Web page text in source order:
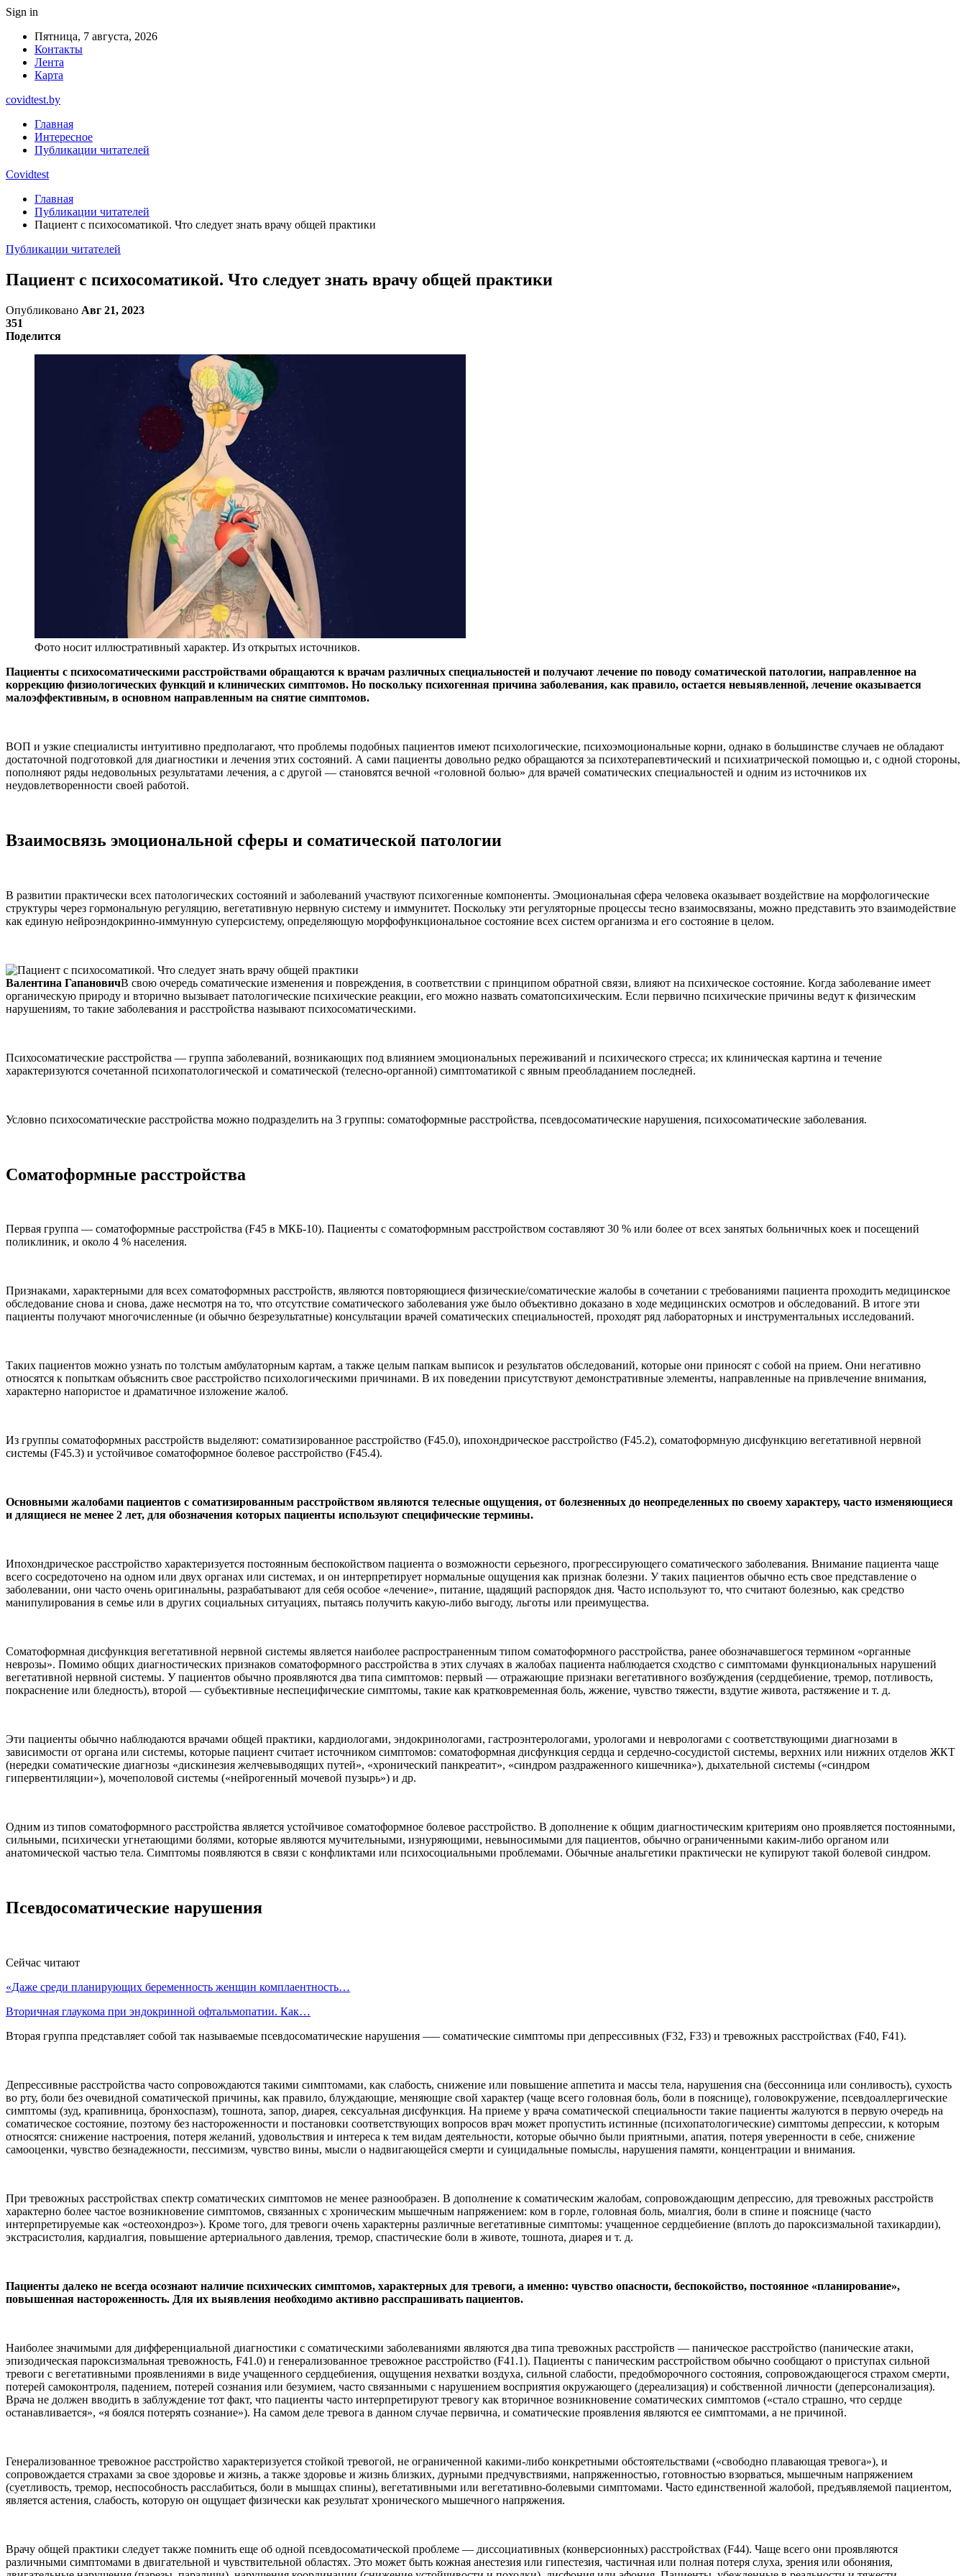
Sign in
Пятница, 7 августа, 2026
Контакты
Лента
Карта
covidtest.by
Главная
Интересное
Публикации читателей
Covidtest
Главная
Публикации читателей
Пациент с психосоматикой. Что следует знать врачу общей практики
Публикации читателей
Пациент с психосоматикой. Что следует знать врачу общей практики
Опубликовано Авг 21, 2023
351
Поделится
Фото носит иллюстративный характер. Из открытых источников.
Пациенты с психосоматическими расстройствами обращаются к врачам различных специальностей и получают лечение по поводу соматической патологии, направленное на
коррекцию физиологических функций и клинических симптомов. Но поскольку психогенная причина заболевания, как правило, остается невыявленной, лечение оказывается
малоэффективным, в основном направленным на снятие симптомов.
ВОП и узкие специалисты интуитивно предполагают, что проблемы подобных пациентов имеют психологические, психоэмоциональные корни, однако в большинстве случаев не обладают
достаточной подготовкой для диагностики и лечения этих состояний. А сами пациенты довольно редко обращаются за психотерапевтический и психиатрической помощью и, с одной стороны,
пополняют ряды недовольных результатами лечения, а с другой — становятся вечной «головной болью» для врачей соматических специальностей и одним из источников их
неудовлетворенности своей работой.
Взаимосвязь эмоциональной сферы и соматической патологии
В развитии практически всех патологических состояний и заболеваний участвуют психогенные компоненты. Эмоциональная сфера человека оказывает воздействие на морфологические
структуры через гормональную регуляцию, вегетативную нервную систему и иммунитет. Поскольку эти регуляторные процессы тесно взаимосвязаны, можно представить это взаимодействие
как единую нейроэндокринно-иммунную суперсистему, определяющую морфофункциональное состояние всех систем организма и его состояние в целом.
Валентина ГапановичВ свою очередь соматические изменения и повреждения, в соответствии с принципом обратной связи, влияют на психическое состояние. Когда заболевание имеет
органическую природу и вторично вызывает патологические психические реакции, его можно назвать соматопсихическим. Если первично психические причины ведут к физическим
нарушениям, то такие заболевания и расстройства называют психосоматическими.
Психосоматические расстройства — группа заболеваний, возникающих под влиянием эмоциональных переживаний и психического стресса; их клиническая картина и течение
характеризуются сочетанной психопатологической и соматической (телесно-органной) симптоматикой с явным преобладанием последней.
Условно психосоматические расстройства можно подразделить на 3 группы: соматоформные расстройства, псевдосоматические нарушения, психосоматические заболевания.
Соматоформные расстройства
Первая группа — соматоформные расстройства (F45 в МКБ-10). Пациенты с соматоформным расстройством составляют 30 % или более от всех занятых больничных коек и посещений
поликлиник, и около 4 % населения.
Признаками, характерными для всех соматоформных расстройств, являются повторяющиеся физические/соматические жалобы в сочетании с требованиями пациента проходить медицинское
обследование снова и снова, даже несмотря на то, что отсутствие соматического заболевания уже было объективно доказано в ходе медицинских осмотров и обследований. В итоге эти
пациенты получают многочисленные (и обычно безрезультатные) консультации врачей соматических специальностей, проходят ряд лабораторных и инструментальных исследований.
Таких пациентов можно узнать по толстым амбулаторным картам, а также целым папкам выписок и результатов обследований, которые они приносят с собой на прием. Они негативно
относятся к попыткам объяснить свое расстройство психологическими причинами. В их поведении присутствуют демонстративные элементы, направленные на привлечение внимания,
характерно напористое и драматичное изложение жалоб.
Из группы соматоформных расстройств выделяют: соматизированное расстройство (F45.0), ипохондрическое расстройство (F45.2), соматоформную дисфункцию вегетативной нервной
системы (F45.3) и устойчивое соматоформное болевое расстройство (F45.4).
Основными жалобами пациентов с соматизированным расстройством являются телесные ощущения, от болезненных до неопределенных по своему характеру, часто изменяющиеся
и длящиеся не менее 2 лет, для обозначения которых пациенты используют специфические термины.
Ипохондрическое расстройство характеризуется постоянным беспокойством пациента о возможности серьезного, прогрессирующего соматического заболевания. Внимание пациента чаще
всего сосредоточено на одном или двух органах или системах, и он интерпретирует нормальные ощущения как признак болезни. У таких пациентов обычно есть свое представление о
заболевании, они часто очень оригинальны, разрабатывают для себя особое «лечение», питание, щадящий распорядок дня. Часто используют то, что считают болезнью, как средство
манипулирования в семье или в других социальных ситуациях, пытаясь получить какую-либо выгоду, льготы или преимущества.
Соматоформная дисфункция вегетативной нервной системы является наиболее распространенным типом соматоформного расстройства, ранее обозначавшегося термином «органные
неврозы». Помимо общих диагностических признаков соматоформного расстройства в этих случаях в жалобах пациента наблюдается сходство с симптомами функциональных нарушений
вегетативной нервной системы. У пациентов обычно проявляются два типа симптомов: первый — отражающие признаки вегетативного возбуждения (сердцебиение, тремор, потливость,
покраснение или бледность), второй — субъективные неспецифические симптомы, такие как кратковременная боль, жжение, чувство тяжести, вздутие живота, растяжение и т. д.
Эти пациенты обычно наблюдаются врачами общей практики, кардиологами, эндокринологами, гастроэнтерологами, урологами и неврологами с соответствующими диагнозами в
зависимости от органа или системы, которые пациент считает источником симптомов: соматоформная дисфункция сердца и сердечно-сосудистой системы, верхних или нижних отделов ЖКТ
(нередки соматические диагнозы «дискинезия желчевыводящих путей», «хронический панкреатит», «синдром раздраженного кишечника»), дыхательной системы («синдром
гипервентиляции»), мочеполовой системы («нейрогенный мочевой пузырь») и др.
Одним из типов соматоформного расстройства является устойчивое соматоформное болевое расстройство. В дополнение к общим диагностическим критериям оно проявляется постоянными,
сильными, психически угнетающими болями, которые являются мучительными, изнуряющими, невыносимыми для пациентов, обычно ограниченными каким-либо органом или
анатомической частью тела. Симптомы появляются в связи с конфликтами или психосоциальными проблемами. Обычные анальгетики практически не купируют такой болевой синдром.
Псевдосоматические нарушения
Сейчас читают
«Даже среди планирующих беременность женщин комплаентность…
Вторичная глаукома при эндокринной офтальмопатии. Как…
Вторая группа представляет собой так называемые псевдосоматические нарушения —– соматические симптомы при депрессивных (F32, F33) и тревожных расстройствах (F40, F41).
Депрессивные расстройства часто сопровождаются такими симптомами, как слабость, снижение или повышение аппетита и массы тела, нарушения сна (бессонница или сонливость), сухость
во рту, боли без очевидной соматической причины, как правило, блуждающие, меняющие свой характер (чаще всего головная боль, боли в пояснице), головокружение, псевдоаллергические
симптомы (зуд, крапивница, бронхоспазм), тошнота, запор, диарея, сексуальная дисфункция. На приеме у врача соматической специальности такие пациенты жалуются в первую очередь на
соматическое состояние, поэтому без настороженности и постановки соответствующих вопросов врач может пропустить истинные (психопатологические) симптомы депрессии, к которым
относятся: снижение настроения, потеря желаний, удовольствия и интереса к тем видам деятельности, которые обычно были приятными, апатия, потеря уверенности в себе, снижение
самооценки, чувство безнадежности, пессимизм, чувство вины, мысли о надвигающейся смерти и суицидальные помыслы, нарушения памяти, концентрации и внимания.
При тревожных расстройствах спектр соматических симптомов не менее разнообразен. В дополнение к соматическим жалобам, сопровождающим депрессию, для тревожных расстройств
характерно более частое возникновение симптомов, связанных с хроническим мышечным напряжением: ком в горле, головная боль, миалгия, боли в спине и пояснице (часто
интерпретируемые как «остеохондроз»). Кроме того, для тревоги очень характерны различные вегетативные симптомы: учащенное сердцебиение (вплоть до пароксизмальной тахикардии),
экстрасистолия, кардиалгия, повышение артериального давления, тремор, спастические боли в животе, тошнота, диарея и т. д.
Пациенты далеко не всегда осознают наличие психических симптомов, характерных для тревоги, а именно: чувство опасности, беспокойство, постоянное «планирование»,
повышенная настороженность. Для их выявления необходимо активно расспрашивать пациентов.
Наиболее значимыми для дифференциальной диагностики с соматическими заболеваниями являются два типа тревожных расстройств — паническое расстройство (панические атаки,
эпизодическая пароксизмальная тревожность, F41.0) и генерализованное тревожное расстройство (F41.1). Пациенты с паническим расстройством обычно сообщают о приступах сильной
тревоги с вегетативными проявлениями в виде учащенного сердцебиения, ощущения нехватки воздуха, сильной слабости, предобморочного состояния, сопровождающегося страхом смерти,
потерей самоконтроля, падением, потерей сознания или безумием, часто связанными с нарушением восприятия окружающего (дереализация) и собственной личности (деперсонализация).
Врача не должен вводить в заблуждение тот факт, что пациенты часто интерпретируют тревогу как вторичное возникновение соматических симптомов («стало страшно, что сердце
останавливается», «я боялся потерять сознание»). На самом деле тревога в данном случае первична, и соматические проявления являются ее симптомами, а не причиной.
Генерализованное тревожное расстройство характеризуется стойкой тревогой, не ограниченной какими-либо конкретными обстоятельствами («свободно плавающая тревога»), и
сопровождается страхами за свое здоровье и жизнь, а также здоровье и жизнь близких, дурными предчувствиями, напряженностью, готовностью взорваться, мышечным напряжением
(суетливость, тремор, неспособность расслабиться, боли в мышцах спины), вегетативными или вегетативно-болевыми симптомами. Часто единственной жалобой, предъявляемой пациентом,
является астения, слабость, которую он ощущает физически как результат хронического мышечного напряжения.
Врачу общей практики следует также помнить еще об одной псевдосоматической проблеме — диссоциативных (конверсионных) расстройствах (F44). Чаще всего они проявляются
различными симптомами в двигательной и чувствительной областях. Это может быть кожная анестезия или гипестезия, частичная или полная потеря слуха, зрения или обоняния,